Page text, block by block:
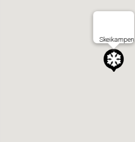
Skeikampen